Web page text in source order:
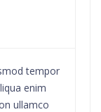
tempor
enim
ullamco